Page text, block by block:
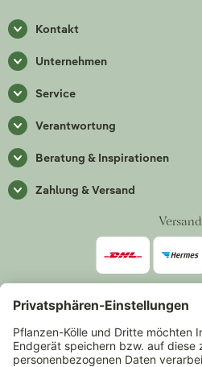
Kontakt
Unternehmen
Service
Verantwortung
Beratung & Inspirationen
Zahlung & Versand
Versand